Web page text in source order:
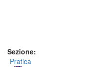
Sezione:
Pratica